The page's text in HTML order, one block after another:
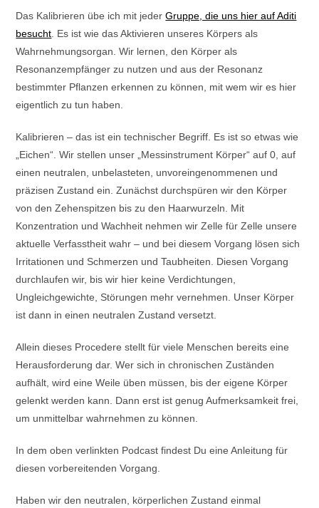
Das Kalibrieren übe ich mit jederGruppe, die uns hier auf Aditi
besucht. Es ist wie das Aktivieren unseres Körpers als
Wahrnehmungsorgan. Wir lernen, den Körper als
Resonanzempfänger zu nutzen und aus der Resonanz
bestimmter Pflanzen erkennen zu können, mit wem wir es hier
eigentlich zu tun haben.
Kalibrieren – das ist ein technischer Begriff. Es ist so etwas wie
„Eichen“. Wir stellen unser „Messinstrument Körper“ auf 0, auf
einen neutralen, unbelasteten, unvoreingenommenen und
präzisen Zustand ein. Zunächst durchspüren wir den Körper
von den Zehenspitzen bis zu den Haarwurzeln. Mit
Konzentration und Wachheit nehmen wir Zelle für Zelle unsere
aktuelle Verfasstheit wahr – und bei diesem Vorgang lösen sich
Irritationen und Schmerzen und Taubheiten. Diesen Vorgang
durchlaufen wir, bis wir hier keine Verdichtungen,
Ungleichgewichte, Störungen mehr vernehmen. Unser Körper
ist dann in einen neutralen Zustand versetzt.
Allein dieses Procedere stellt für viele Menschen bereits eine
Herausforderung dar. Wer sich in chronischen Zuständen
aufhält, wird eine Weile üben müssen, bis der eigene Körper
gelenkt werden kann. Dann erst ist genug Aufmerksamkeit frei,
um unmittelbar wahrnehmen zu können.
In dem oben verlinkten Podcast findest Du eine Anleitung für
diesen vorbereitenden Vorgang.
Haben wir den neutralen, körperlichen Zustand einmal